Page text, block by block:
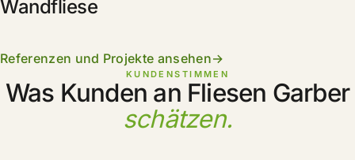
Wandfliese
Referenzen und Projekte ansehen
KUNDENSTIMMEN
Was Kunden an Fliesen Garber
schätzen.